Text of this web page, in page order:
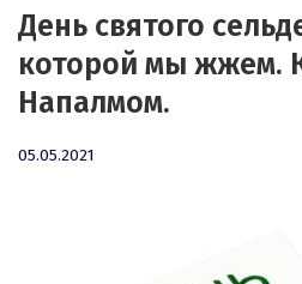
День святого
которой мы жжем.
Напалмом.
05.05.2021